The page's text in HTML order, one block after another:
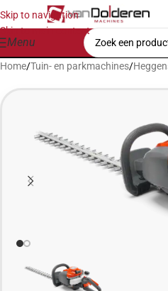
Skip to navigation
Skip to main content
Menu
Home/Tuin- en parkmachines/